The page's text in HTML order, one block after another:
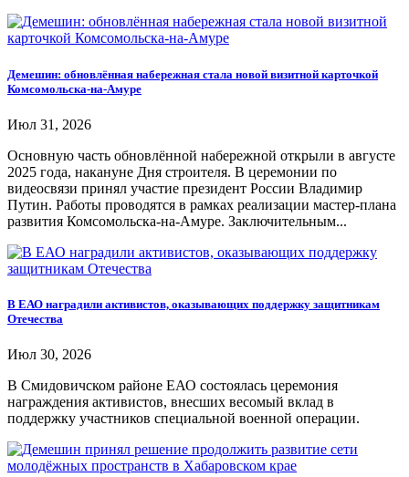
Демешин: обновлённая набережная стала новой визитной карточкой
Комсомольска-на-Амуре
Июл 31, 2026
Основную часть обновлённой набережной открыли в августе
2025 года, накануне Дня строителя. В церемонии по
видеосвязи принял участие президент России Владимир
Путин. Работы проводятся в рамках реализации мастер-плана
развития Комсомольска-на-Амуре. Заключительным...
В ЕАО наградили активистов, оказывающих поддержку защитникам
Отечества
Июл 30, 2026
В Смидовичском районе ЕАО состоялась церемония
награждения активистов, внесших весомый вклад в
поддержку участников специальной военной операции.